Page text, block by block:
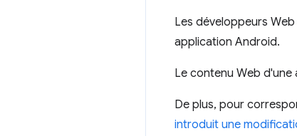
Les développeurs
application Android.
Le contenu Web
De plus, pour
introduit une